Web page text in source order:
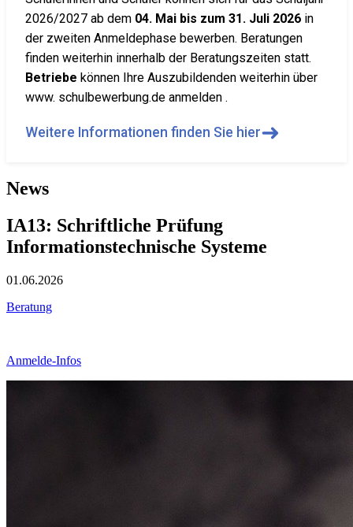
2026/2027 ab dem 04. Mai bis zum 31. Juli 2026 in
der zweiten Anmeldephase bewerben. Beratungen
finden weiterhin innerhalb der Beratungszeiten statt.
Betriebe können Ihre Auszubildenden weiterhin über
www. schulbewerbung.de anmelden .
Weitere Informationen finden Sie hier➜
News
IA13: Schriftliche Prüfung
Informationstechnische Systeme
01.06.2026
Beratung
Anmelde-Infos